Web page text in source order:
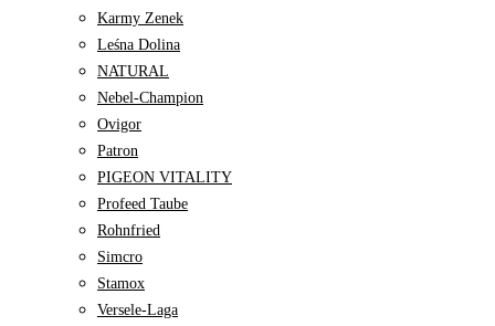
Karmy Zenek
Leśna Dolina
NATURAL
Nebel-Champion
Ovigor
Patron
PIGEON VITALITY
Profeed Taube
Rohnfried
Simcro
Stamox
Versele-Laga